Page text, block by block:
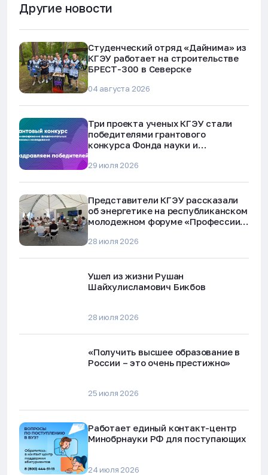
Другие новости
Студенческий отряд «Дайнима» из
КГЭУ работает на строительстве
БРЕСТ-300 в Северске
04 августа 2026
Три проекта ученых КГЭУ стали
победителями грантового
конкурса Фонда науки и
29 июля 2026
Представители КГЭУ рассказали
об энергетике на республиканском
молодежном форуме «Профессии
28 июля 2026
Ушел из жизни Рушан
Шайхулисламович Бикбов
28 июля 2026
«Получить высшее образование в
России – это очень престижно»
25 июля 2026
Работает единый контакт-центр
Минобрнауки РФ для поступающих
24 июля 2026